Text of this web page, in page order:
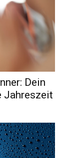
Dein
Jahreszeit